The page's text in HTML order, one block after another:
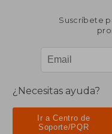
Suscríbete
¿Necesitas ayuda?
Ir a Centro de
Soporte/PQR